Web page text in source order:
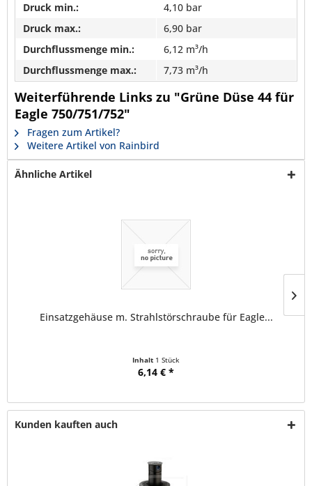
Druck min.:
4,10 bar
Druck max.:
6,90 bar
Durchflussmenge min.:
6,12 m³/h
Durchflussmenge max.:
7,73 m³/h
Weiterführende Links zu "Grüne Düse 44 für
Eagle 750/751/752"
Fragen zum Artikel?
Weitere Artikel von Rainbird
Ähnliche Artikel
Einsatzgehäuse m. Strahlstörschraube für Eagle...
Inhalt 1 Stück
6,14 € *
Kunden kauften auch